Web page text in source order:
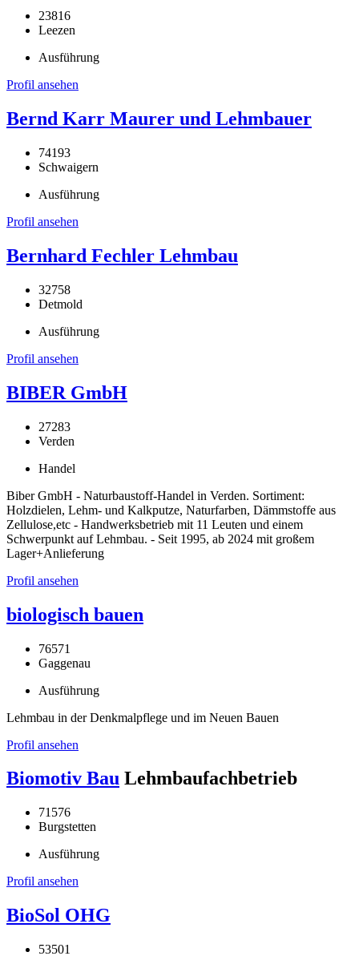
23816
Leezen
Ausführung
Profil ansehen
Bernd Karr Maurer und Lehmbauer
74193
Schwaigern
Ausführung
Profil ansehen
Bernhard Fechler Lehmbau
32758
Detmold
Ausführung
Profil ansehen
BIBER GmbH
27283
Verden
Handel
Biber GmbH - Naturbaustoff-Handel in Verden. Sortiment:
Holzdielen, Lehm- und Kalkputze, Naturfarben, Dämmstoffe aus
Zellulose,etc - Handwerksbetrieb mit 11 Leuten und einem
Schwerpunkt auf Lehmbau. - Seit 1995, ab 2024 mit großem
Lager+Anlieferung
Profil ansehen
biologisch bauen
76571
Gaggenau
Ausführung
Lehmbau in der Denkmalpflege und im Neuen Bauen
Profil ansehen
Biomotiv Bau Lehmbaufachbetrieb
71576
Burgstetten
Ausführung
Profil ansehen
BioSol OHG
53501